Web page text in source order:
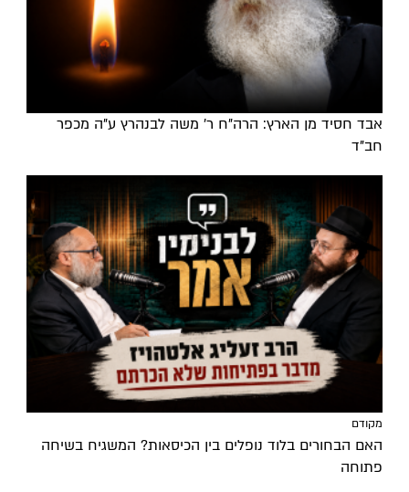
אבד חסיד מן הארץ: הרה"ח ר' משה לבנהרץ ע"ה מכפר
חב"ד
מקודם
האם הבחורים בלוד נופלים בין הכיסאות? המשגיח בשיחה
פתוחה